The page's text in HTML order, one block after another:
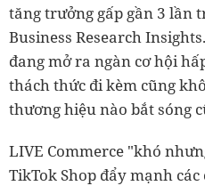
tăng trưởng gấp gần 3 lần
Business Research
đang mở ra ngàn cơ hội
thách thức đi kèm cũng
thương hiệu nào bắt sóng
LIVE Commerce "khó
TikTok Shop đẩy mạnh